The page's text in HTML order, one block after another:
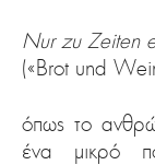
Nur zu Zeiten
(«Brot und
όπως το
ένα μικρό